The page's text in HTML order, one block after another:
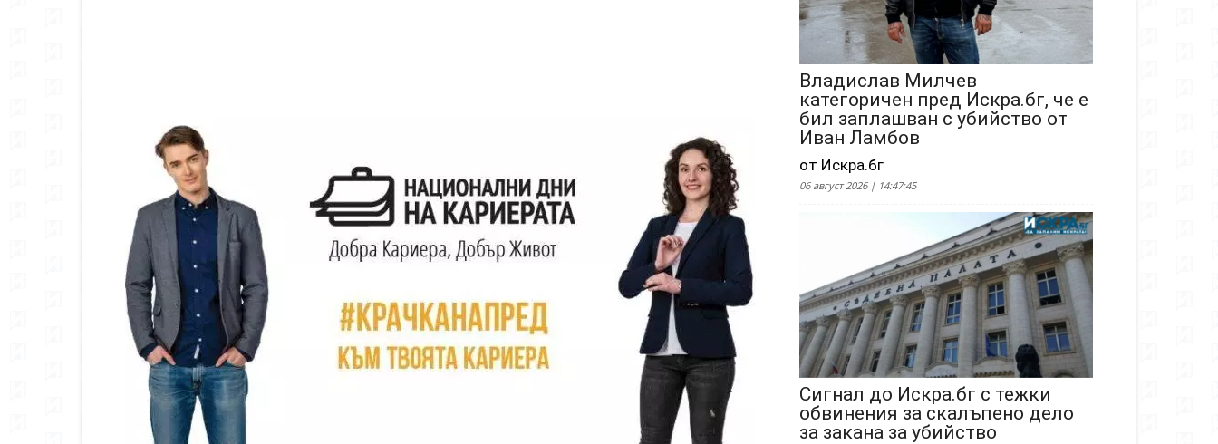
Владислав Милчев
категоричен пред Искра.бг, че е
бил заплашван с убийство от
Иван Ламбов
от Искра.бг
06 август 2026 | 14:47:45
Сигнал до Искра.бг с тежки
обвинения за скалъпено дело
за закана за убийство